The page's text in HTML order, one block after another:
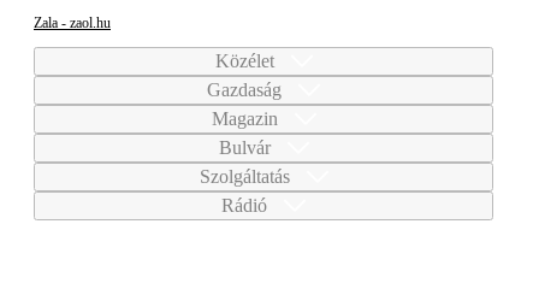
Zala - zaol.hu
Közélet
Gazdaság
Magazin
Bulvár
Szolgáltatás
Rádió